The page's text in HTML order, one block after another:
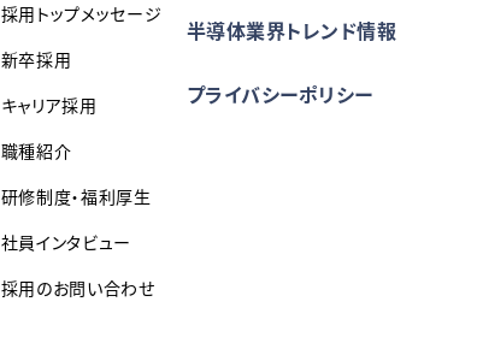
採用トップメッセージ
新卒採用
キャリア採用
職種紹介
研修制度・福利厚生
社員インタビュー
採用のお問い合わせ
半導体業界トレンド情報
プライバシーポリシー